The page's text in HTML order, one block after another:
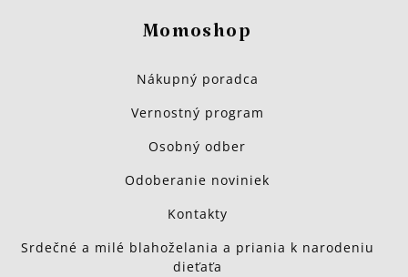
Momoshop
Nákupný poradca
Vernostný program
Osobný odber
Odoberanie noviniek
Kontakty
Srdečné a milé blahoželania a priania k narodeniu
dieťaťa